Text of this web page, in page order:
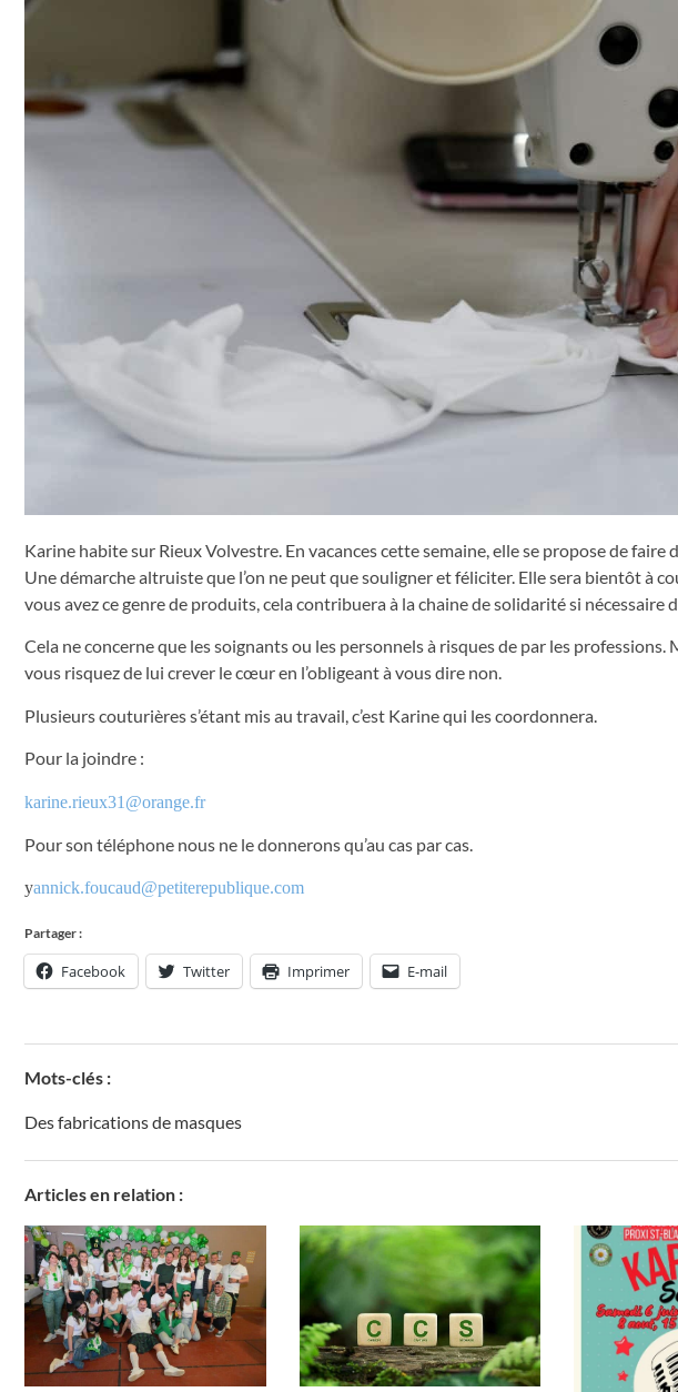
Karine habite sur Rieux Volvestre. En vacances cette semaine, elle se propose de
Une démarche altruiste que l’on ne peut que souligner et féliciter. Elle sera bientôt à
vous avez ce genre de produits, cela contribuera à la chaine de solidarité si nécessaire
Cela ne concerne que les soignants ou les personnels à risques de par les
vous risquez de lui crever le cœur en l’obligeant à vous dire non.
Plusieurs couturières s’étant mis au travail, c’est Karine qui les coordonnera.
Pour la joindre :
karine.rieux31@orange.fr
Pour son téléphone nous ne le donnerons qu’au cas par cas.
yannick.foucaud@petiterepublique.com
Partager :
Facebook Twitter Imprimer E-mail
Mots-clés :
Des fabrications de masques
Articles en relation :